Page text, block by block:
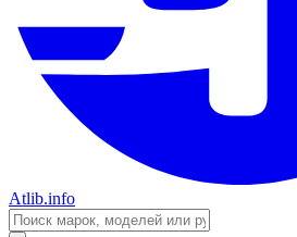
Atlib.info